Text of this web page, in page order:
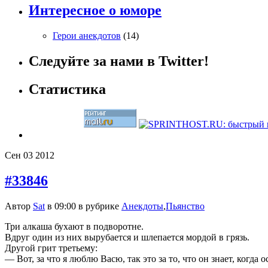
Интересное о юморе
Герои анекдотов (14)
Следуйте за нами в Twitter!
Статистика
Сен 03 2012
#33846
Автор Sat в 09:00 в рубрике Анекдоты,Пьянство
Три алкаша бухают в подворотне.
Вдруг один из них вырубается и шлепается мордой в грязь.
Другой грит третьему:
— Вот, за что я люблю Васю, так это за то, что он знает, когда